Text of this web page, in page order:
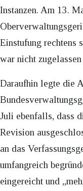
Instanzen. Am 13.
Einstufung rechtens
war nicht
Daraufhin legte die
Juli ebenfalls, dass
Revision
an das
umfangreich
eingereicht und